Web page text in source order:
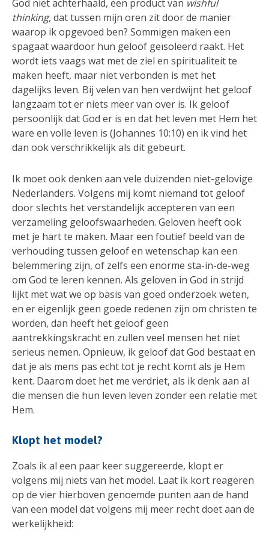
God niet achterhaald, een product van wishful
thinking, dat tussen mijn oren zit door de manier
waarop ik opgevoed ben? Sommigen maken een
spagaat waardoor hun geloof geïsoleerd raakt. Het
wordt iets vaags wat met de ziel en spiritualiteit te
maken heeft, maar niet verbonden is met het
dagelijks leven. Bij velen van hen verdwijnt het geloof
langzaam tot er niets meer van over is. Ik geloof
persoonlijk dat God er is en dat het leven met Hem het
ware en volle leven is (Johannes 10:10) en ik vind het
dan ook verschrikkelijk als dit gebeurt.
Ik moet ook denken aan vele duizenden niet-gelovige
Nederlanders. Volgens mij komt niemand tot geloof
door slechts het verstandelijk accepteren van een
verzameling geloofswaarheden. Geloven heeft ook
met je hart te maken. Maar een foutief beeld van de
verhouding tussen geloof en wetenschap kan een
belemmering zijn, of zelfs een enorme sta-in-de-weg
om God te leren kennen. Als geloven in God in strijd
lijkt met wat we op basis van goed onderzoek weten,
en er eigenlijk geen goede redenen zijn om christen te
worden, dan heeft het geloof geen
aantrekkingskracht en zullen veel mensen het niet
serieus nemen. Opnieuw, ik geloof dat God bestaat en
dat je als mens pas echt tot je recht komt als je Hem
kent. Daarom doet het me verdriet, als ik denk aan al
die mensen die hun leven leven zonder een relatie met
Hem.
Klopt het model?
Zoals ik al een paar keer suggereerde, klopt er
volgens mij niets van het model. Laat ik kort reageren
op de vier hierboven genoemde punten aan de hand
van een model dat volgens mij meer recht doet aan de
werkelijkheid: